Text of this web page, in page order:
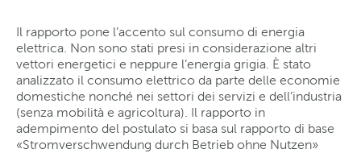
Il rapporto pone l’accento sul consumo di energia
elettrica. Non sono stati presi in considerazione altri
vettori energetici e neppure l’energia grigia. È stato
analizzato il consumo elettrico da parte delle economie
domestiche nonché nei settori dei servizi e dell’industria
(senza mobilità e agricoltura). Il rapporto in
adempimento del postulato si basa sul rapporto di base
«Stromverschwendung durch Betrieb ohne Nutzen»